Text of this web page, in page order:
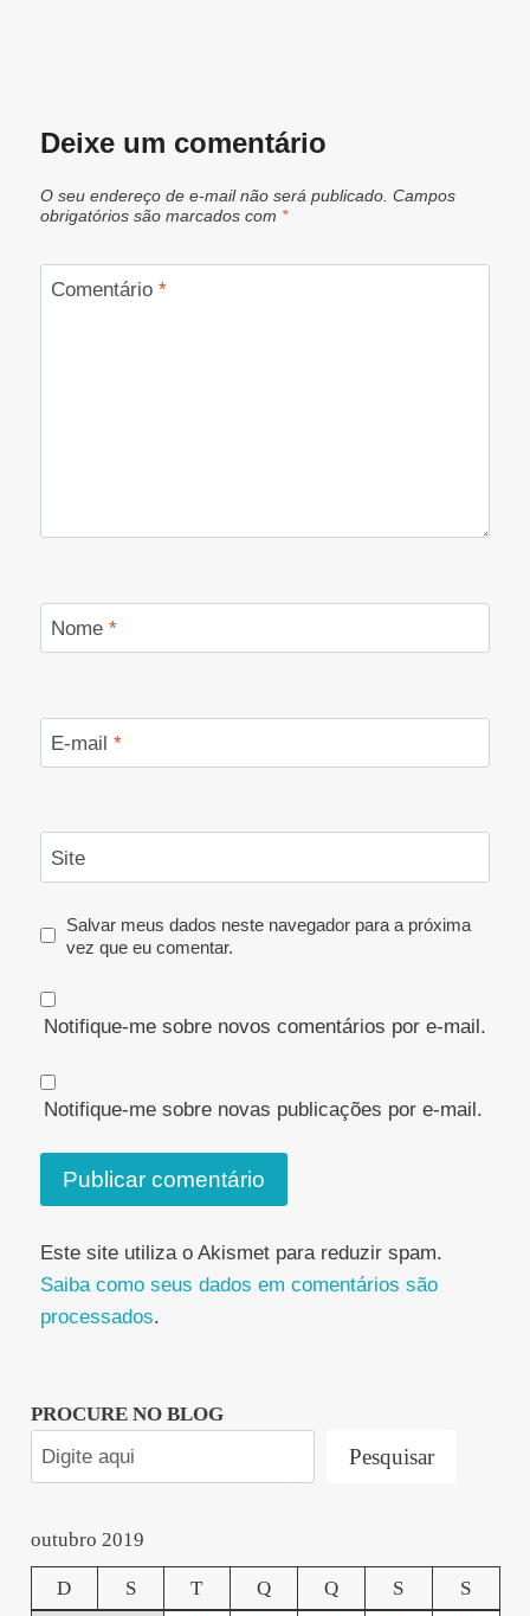
Deixe um comentário
O seu endereço de e-mail não será publicado. Campos
obrigatórios são marcados com *
Comentário *
Nome *
E-mail *
Site
Salvar meus dados neste navegador para a próxima
vez que eu comentar.
Notifique-me sobre novos comentários por e-mail.
Notifique-me sobre novas publicações por e-mail.
Este site utiliza o Akismet para reduzir spam.
Saiba como seus dados em comentários são
processados.
PROCURE NO BLOG
Pesquisar
outubro 2019
D S T Q Q S S